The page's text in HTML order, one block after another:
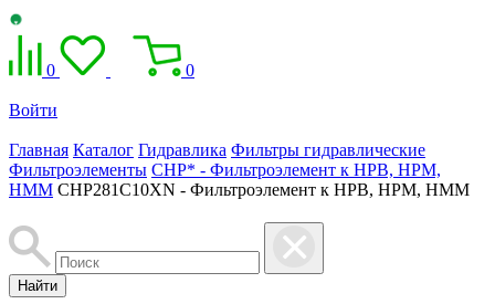
0 0
Войти
Главная Каталог Гидравлика Фильтры гидравлические
Фильтроэлементы CHP* - Фильтроэлемент к HPB, HPM,
HMM CHP281C10XN - Фильтроэлемент к HPB, HPM, HMM
Найти